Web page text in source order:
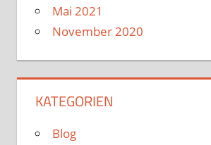
Mai 2021
November 2020
KATEGORIEN
Blog